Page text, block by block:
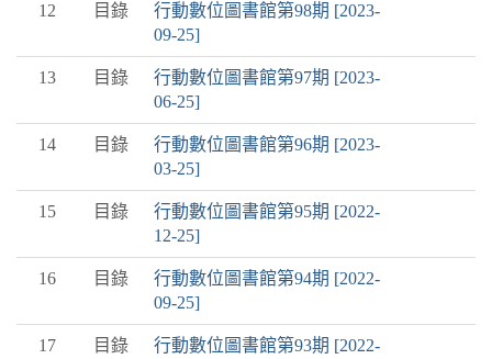
12 目錄
行動數位圖書館第98期 [2023-
09-25]
13 目錄
行動數位圖書館第97期 [2023-
06-25]
14 目錄
行動數位圖書館第96期 [2023-
03-25]
15 目錄
行動數位圖書館第95期 [2022-
12-25]
16 目錄
行動數位圖書館第94期 [2022-
09-25]
17 目錄
行動數位圖書館第93期 [2022-